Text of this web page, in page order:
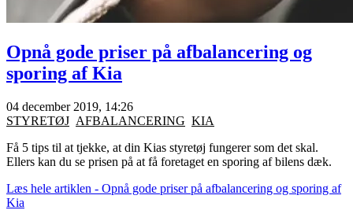
Opnå gode priser på afbalancering og
sporing af Kia
04 december 2019, 14:26
STYRETØJ AFBALANCERING KIA
Få 5 tips til at tjekke, at din Kias styretøj fungerer som det skal.
Ellers kan du se prisen på at få foretaget en sporing af bilens dæk.
Læs hele artiklen - Opnå gode priser på afbalancering og sporing af
Kia